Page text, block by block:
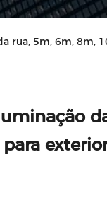
rua, 5m, 6m, 8m,